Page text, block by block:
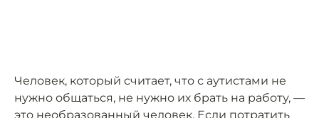
Человек, который считает, что с аутистами не
нужно общаться, не нужно их брать на работу, —
это необразованный человек. Если потратить